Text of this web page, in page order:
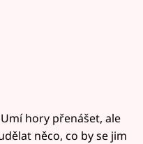
hory přenášet, ale
něco, co by se jim